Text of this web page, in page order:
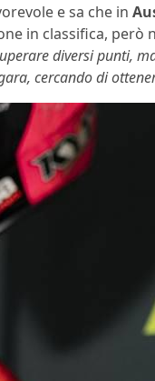
e sa che in
in classifica,
diversi punti,
cercando di